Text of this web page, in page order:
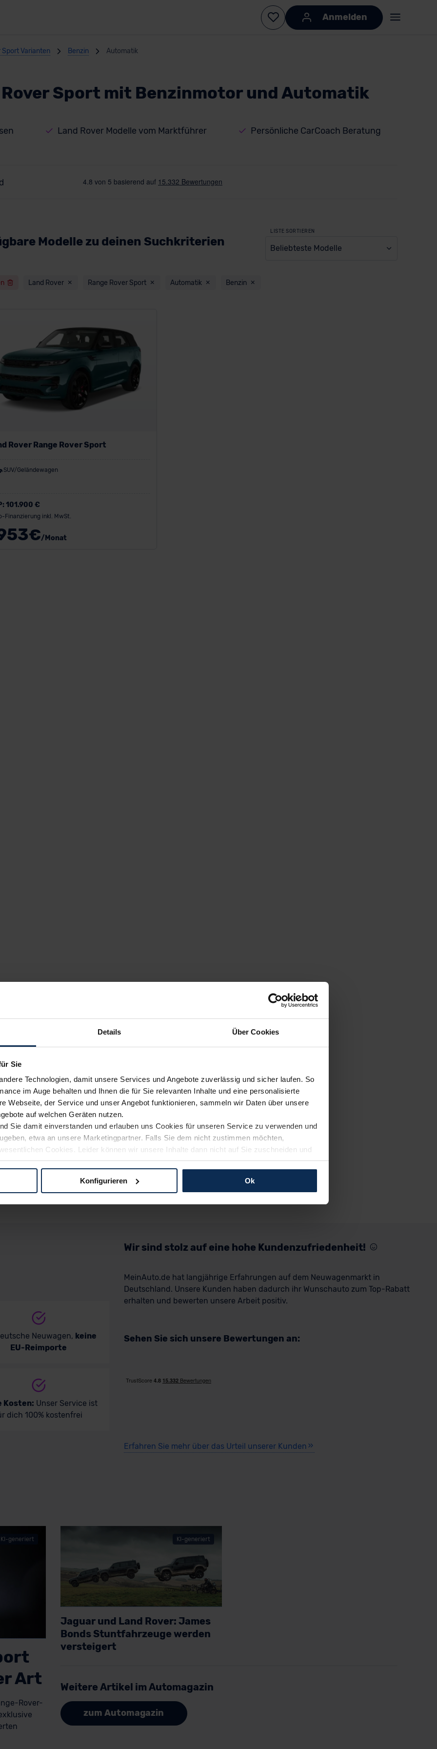
Details Über Cookies
Sie
Technologien, damit unsere Services und Angebote zuverlässig und sicher laufen. So
im Auge behalten und Ihnen die für Sie relevanten Inhalte und eine personalisierte
Webseite, der Service und unser Angebot funktionieren, sammeln wir Daten über unsere
auf welchen Geräten nutzen.
Sie damit einverstanden und erlauben uns Cookies für unseren Service zu verwenden und
etwa an unsere Marketingpartner. Falls Sie dem nicht zustimmen möchten,
Cookies. Leider können wir unsere Inhalte dann nicht auf Sie zuschneiden und
Weg zu Ihrem Neuwagen unterstützen. Sie können die Einstellungen jederzeit anpassen
Sie hierzu Ihre Einwilligung freiwillig erteilen. Nähere Informationen zu den bestehenden
Konfigurieren Ok
Anmelden
Sport Varianten Benzin Automatik
Rover Sport mit Benzinmotor und Automatik
Land Rover Modelle vom Marktführer Persönliche CarCoach Beratung
Modelle zu deinen Suchkriterien
LISTE SORTIEREN
Beliebteste Modelle
Land Rover Range Rover Sport Automatik Benzin
Rover Range Rover Sport
SUV/Geländewagen
101.900 €
Finanzierung inkl. MwSt.
€/Monat
Neuwagen, keine
EU-Reimporte
Kosten: Unser Service ist
dich 100% kostenfrei
Wir sind stolz auf eine hohe Kundenzufriedenheit!
MeinAuto.de hat langjährige Erfahrungen auf dem Neuwagenmarkt in
Deutschland. Unsere Kunden haben dadurch ihr Wunschauto zum Top-Rabatt
erhalten und bewerten unsere Arbeit positiv.
Sehen Sie sich unsere Bewertungen an:
Erfahren Sie mehr über das Urteil unserer Kunden
KI-generiert
Art
Rover-
KI-generiert
Jaguar und Land Rover: James
Bonds Stuntfahrzeuge werden
versteigert
Artikel lesen
Weitere Artikel im Automagazin
zum Automagazin